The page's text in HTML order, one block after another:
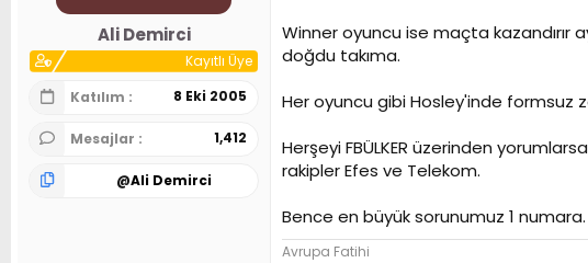
Ali Demirci
Kayıtlı Üye
Katılım
8 Eki 2005
Mesajlar 1,412
@Ali Demirci
Winner oyuncu ise maçta kazandırır
doğdu takıma.
Her oyuncu gibi Hosley'inde formsuz
Herşeyi FBÜLKER üzerinden
rakipler Efes ve Telekom.
Bence en büyük sorunumuz 1 numara.
Avrupa Fatihi